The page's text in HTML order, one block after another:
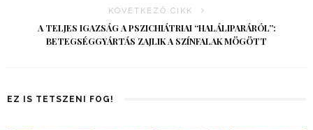
KÖVETKEZŐ CIKK
A TELJES IGAZSÁG A PSZICHIÁTRIAI “HALÁLIPARÁRÓL”:
BETEGSÉGGYÁRTÁS ZAJLIK A SZÍNFALAK MÖGÖTT
EZ IS TETSZENI FOG!